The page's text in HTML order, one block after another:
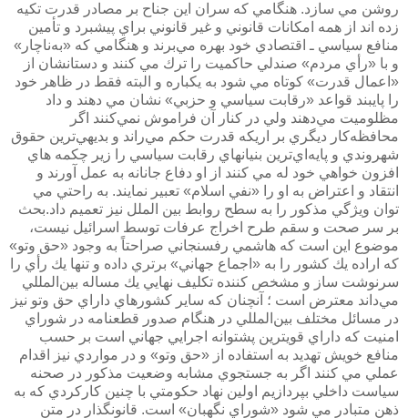
روشن مي سازد. هنگامي كه سران اين جناح بر مصادر قدرت تكيه
زده اند از همه امكانات قانوني و غير قانوني براي پيشبرد و تأمين
منافع سياسي ـ اقتصادي خود بهره مي‌برند و هنگامي كه «به‌ناچار»
و با «رأي مردم» صندلي حاكميت را ترك مي كنند و دستانشان از
«اعمال قدرت» كوتاه مي شود به يكباره و البته فقط در ظاهر خود
را پايبند قواعد «رقابت سياسي و حزبي» نشان مي دهند و داد
مظلوميت مي‌دهند ولي در كنار آن فراموش نمي‌كنند اگر
محافظه‌كار ديگري بر اريكه قدرت حكم مي‌راند و بديهي‌ترين حقوق
شهروندي و پايه‌اي‌ترين بنيانهاي رقابت سياسي را زير چكمه هاي
افزون خواهي خود له مي كنند از او دفاع جانانه به عمل آورند و
انتقاد و اعتراض به او را «نفي اسلام» تعبير نمايند. به راحتي مي
توان ويژگي مذكور را به سطح روابط بين الملل نيز تعميم داد.بحث
بر سر صحت و سقم طرح اخراج عرفات توسط اسرائيل نيست،
موضوع اين است كه هاشمي رفسنجاني صراحتاً به وجود «حق وتو»
كه اراده يك كشور را به «اجماع جهاني» برتري داده و تنها يك رأي را
سرنوشت ساز و مشخص كننده تكليف نهايي يك مساله بين‌المللي
مي‌داند معترض است ؛ آنچنان كه ساير كشورهاي داراي حق وتو نيز
در مسائل مختلف بين‌المللي در هنگام صدور قطعنامه در شوراي
امنيت كه داراي قويترين پشتوانه اجرايي جهاني است بر حسب
منافع خويش تهديد به استفاده از «حق وتو» و در مواردي نيز اقدام
عملي مي كنند اگر به جستجوي مشابه وضعيت مذكور در صحنه
سياست داخلي بپردازيم اولين نهاد حكومتي با چنين كاركردي كه به
ذهن متبادر مي شود «شوراي نگهبان» است. قانونگذار در متن